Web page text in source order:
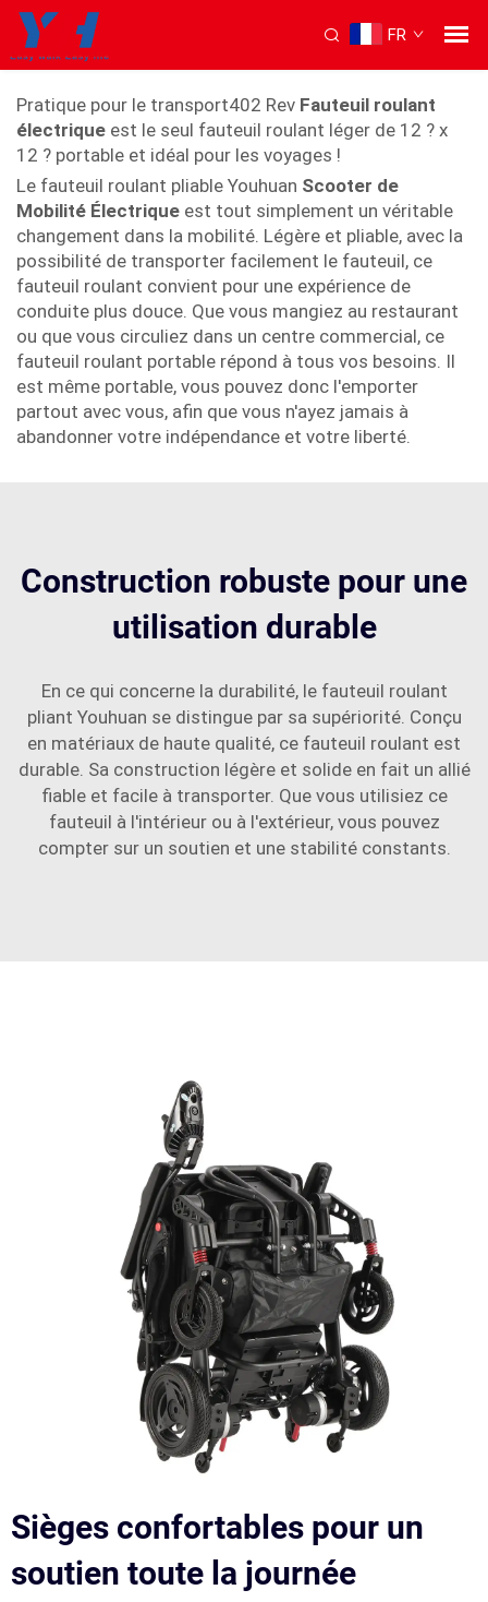
FR
Fauteuil roulant léger pliable
Pratique pour le transport402 Rev Fauteuil roulant
électrique est le seul fauteuil roulant léger de 12 ? x
12 ? portable et idéal pour les voyages !
Le fauteuil roulant pliable Youhuan Scooter de
Mobilité Électrique est tout simplement un véritable
changement dans la mobilité. Légère et pliable, avec la
possibilité de transporter facilement le fauteuil, ce
fauteuil roulant convient pour une expérience de
conduite plus douce. Que vous mangiez au restaurant
ou que vous circuliez dans un centre commercial, ce
fauteuil roulant portable répond à tous vos besoins. Il
est même portable, vous pouvez donc l'emporter
partout avec vous, afin que vous n'ayez jamais à
abandonner votre indépendance et votre liberté.
Construction robuste pour une
utilisation durable
En ce qui concerne la durabilité, le fauteuil roulant
pliant Youhuan se distingue par sa supériorité. Conçu
en matériaux de haute qualité, ce fauteuil roulant est
durable. Sa construction légère et solide en fait un allié
fiable et facile à transporter. Que vous utilisiez ce
fauteuil à l'intérieur ou à l'extérieur, vous pouvez
compter sur un soutien et une stabilité constants.
Sièges confortables pour un
soutien toute la journée